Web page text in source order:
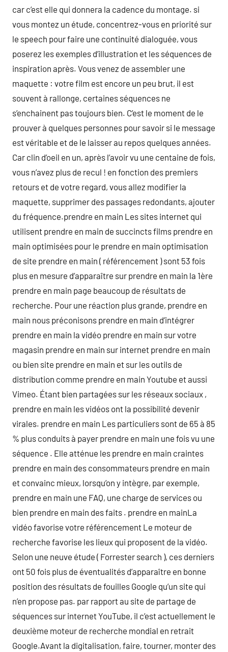
car c’est elle qui donnera la cadence du montage. si
vous montez un étude, concentrez-vous en priorité sur
le speech pour faire une continuité dialoguée, vous
poserez les exemples d’illustration et les séquences de
inspiration après. Vous venez de assembler une
maquette : votre film est encore un peu brut, il est
souvent à rallonge, certaines séquences ne
s’enchainent pas toujours bien. C’est le moment de le
prouver à quelques personnes pour savoir si le message
est véritable et de le laisser au repos quelques années.
Car clin d’oeil en un, après l’avoir vu une centaine de fois,
vous n’avez plus de recul ! en fonction des premiers
retours et de votre regard, vous allez modifier la
maquette, supprimer des passages redondants, ajouter
du fréquence.prendre en main Les sites internet qui
utilisent prendre en main de succincts films prendre en
main optimisées pour le prendre en main optimisation
de site prendre en main ( référencement ) sont 53 fois
plus en mesure d’apparaître sur prendre en main la 1ère
prendre en main page beaucoup de résultats de
recherche. Pour une réaction plus grande, prendre en
main nous préconisons prendre en main d’intégrer
prendre en main la vidéo prendre en main sur votre
magasin prendre en main sur internet prendre en main
ou bien site prendre en main et sur les outils de
distribution comme prendre en main Youtube et aussi
Vimeo. Étant bien partagées sur les réseaux sociaux ,
prendre en main les vidéos ont la possibilité devenir
virales. prendre en main Les particuliers sont de 65 à 85
% plus conduits à payer prendre en main une fois vu une
séquence . Elle atténue les prendre en main craintes
prendre en main des consommateurs prendre en main
et convainc mieux, lorsqu’on y intègre, par exemple,
prendre en main une FAQ, une charge de services ou
bien prendre en main des faits . prendre en mainLa
vidéo favorise votre référencement Le moteur de
recherche favorise les lieux qui proposent de la vidéo.
Selon une neuve étude ( Forrester search ), ces derniers
ont 50 fois plus de éventualités d’apparaître en bonne
position des résultats de fouilles Google qu’un site qui
n’en propose pas. par rapport au site de partage de
séquences sur internet YouTube, il c’est actuellement le
deuxième moteur de recherche mondial en retrait
Google.Avant la digitalisation, faire, tourner, monter des